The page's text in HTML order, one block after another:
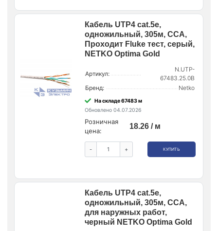
Кабель UTP4 cat.5e,
одножильный, 305м, CCA,
Проходит Fluke тест, серый,
NETKO Optima Gold
Артикул:
N.UTP-
67483.25.0B
Бренд:
Netko
На складе 67483 м
Обновлено 04.07.2026
Розничная
цена:
18.26 / м
- + КУПИТЬ
Кабель UTP4 cat.5e,
одножильный, 305м, CCA,
для наружных работ,
черный NETKO Optima Gold